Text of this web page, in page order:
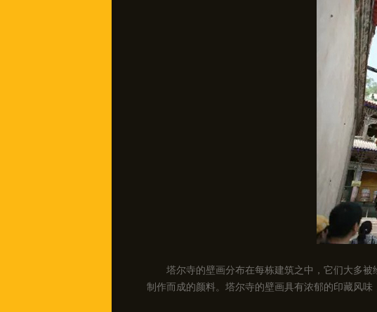
塔尔寺的壁画分布在每栋建筑之中，它们大多
制作而成的颜料。塔尔寺的壁画具有浓郁的印藏风味